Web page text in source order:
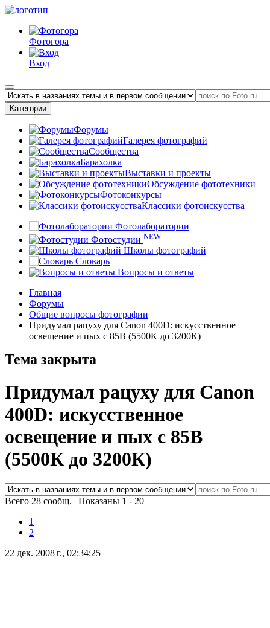
Фотогора
Вход
Категории
Форумы
Галерея фотографий
Сообщества
Барахолка
Выставки и проекты
Обсуждение фототехники
Фотоконкурсы
Классики фотоискусства
Фотолаборатории
Фотостудии NEW
Школы фотографий
Словарь
Вопросы и ответы
Главная
Форумы
Общие вопросы фотографии
Придумал рацуху для Canon 400D: искусственное
освещение и пых с 85В (5500К до 3200К)
Тема закрыта
Придумал рацуху для Canon
400D: искусственное
освещение и пых с 85В
(5500К до 3200К)
Всего 28 сообщ. | Показаны 1 - 20
1
2
22 дек. 2008 г., 02:34:25